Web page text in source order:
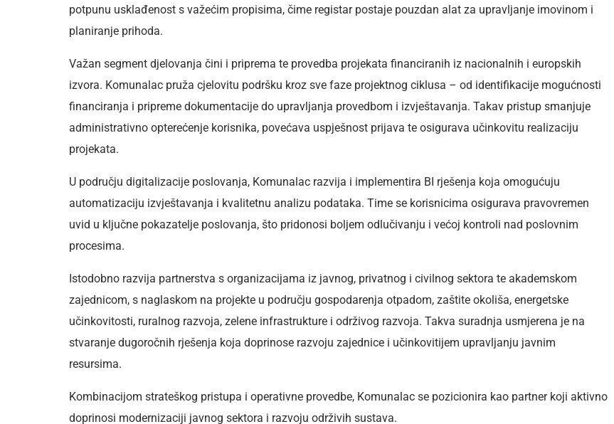
potpunu usklađenost s važećim propisima, čime registar postaje pouzdan alat za upravljanje imovinom i
planiranje prihoda.
Važan segment djelovanja čini i priprema te provedba projekata financiranih iz nacionalnih i europskih
izvora. Komunalac pruža cjelovitu podršku kroz sve faze projektnog ciklusa – od identifikacije mogućnosti
financiranja i pripreme dokumentacije do upravljanja provedbom i izvještavanja. Takav pristup smanjuje
administrativno opterećenje korisnika, povećava uspješnost prijava te osigurava učinkovitu realizaciju
projekata.
U području digitalizacije poslovanja, Komunalac razvija i implementira BI rješenja koja omogućuju
automatizaciju izvještavanja i kvalitetnu analizu podataka. Time se korisnicima osigurava pravovremen
uvid u ključne pokazatelje poslovanja, što pridonosi boljem odlučivanju i većoj kontroli nad poslovnim
procesima.
Istodobno razvija partnerstva s organizacijama iz javnog, privatnog i civilnog sektora te akademskom
zajednicom, s naglaskom na projekte u području gospodarenja otpadom, zaštite okoliša, energetske
učinkovitosti, ruralnog razvoja, zelene infrastrukture i održivog razvoja. Takva suradnja usmjerena je na
stvaranje dugoročnih rješenja koja doprinose razvoju zajednice i učinkovitijem upravljanju javnim
resursima.
Kombinacijom strateškog pristupa i operativne provedbe, Komunalac se pozicionira kao partner koji aktivno
doprinosi modernizaciji javnog sektora i razvoju održivih sustava.